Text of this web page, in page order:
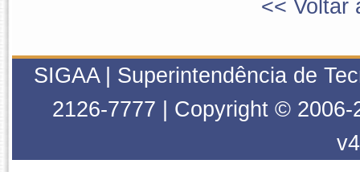
<< Voltar
SIGAA | Superintendência de
2126-7777 | Copyright ©